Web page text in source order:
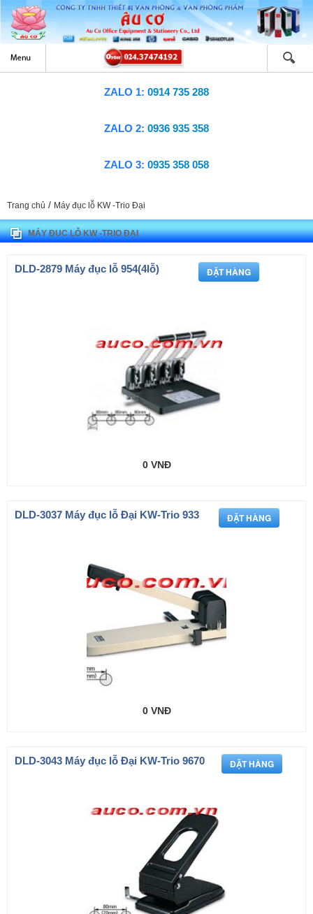
ZALO 1: 0914 735 288
ZALO 2: 0936 935 358
ZALO 3: 0935 358 058
Trang chủ / Máy đục lỗ KW -Trio Đại
MÁY ĐỤC LỖ KW -TRIO ĐẠI
DLD-2879 Máy đục lỗ 954(4lỗ)
0 VNĐ
DLD-3037 Máy đục lỗ Đại KW-Trio 933
0 VNĐ
DLD-3043 Máy đục lỗ Đại KW-Trio 9670